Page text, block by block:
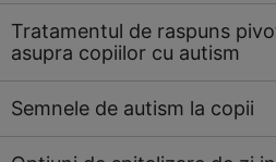
Tratamentul de raspuns
asupra copiilor cu autism
Semnele de autism la copii